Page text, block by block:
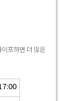
프하면 더 많은